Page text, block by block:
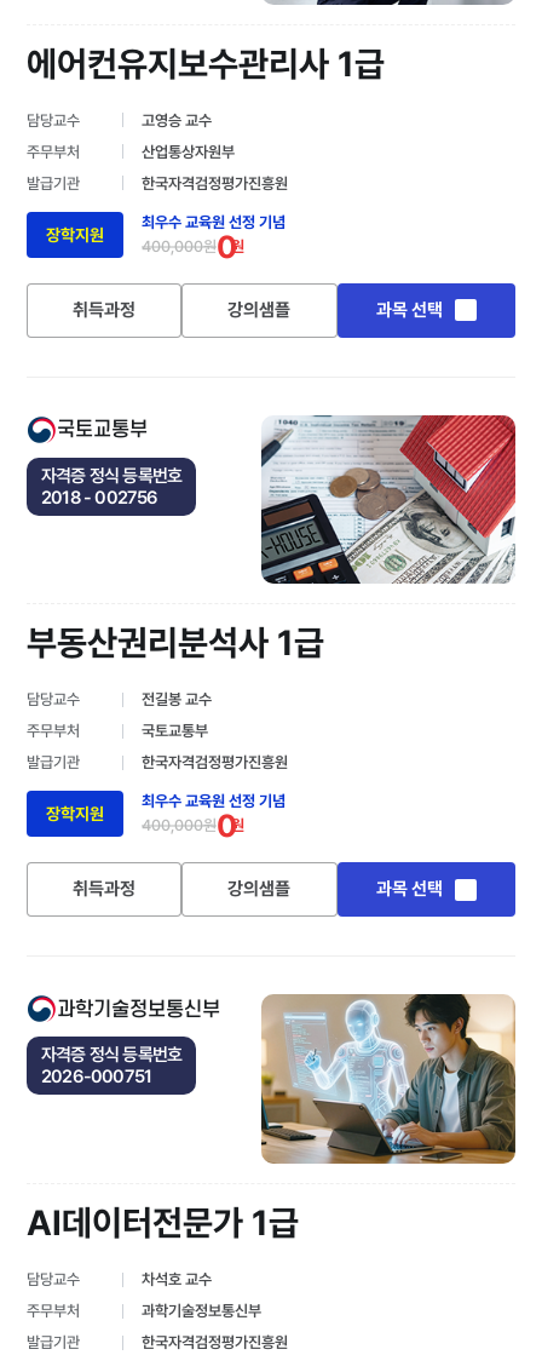
에어컨유지보수관리사 1급
담당교수
고영승 교수
주무부처
산업통상자원부
발급기관
한국자격검정평가진흥원
장학지원
최우수 교육원 선정 기념
400,000원0원
취득과정 강의샘플 과목 선택
국토교통부
자격증 정식 등록번호
2018 - 002756
부동산권리분석사 1급
담당교수
전길봉 교수
주무부처
국토교통부
발급기관
한국자격검정평가진흥원
장학지원
최우수 교육원 선정 기념
400,000원0원
취득과정 강의샘플 과목 선택
과학기술정보통신부
자격증 정식 등록번호
2026-000751
AI데이터전문가 1급
담당교수
차석호 교수
주무부처
과학기술정보통신부
발급기관
한국자격검정평가진흥원